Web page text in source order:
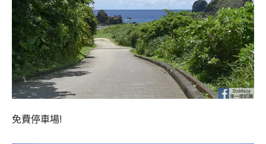
免費停車場!